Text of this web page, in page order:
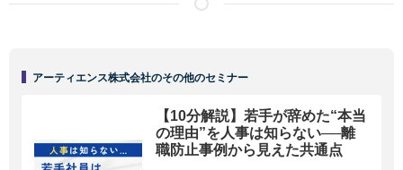
アーティエンス株式会社のその他のセミナー
【10分解説】若手が辞めた“本当
の理由”を人事は知らない──離
職防止事例から見えた共通点